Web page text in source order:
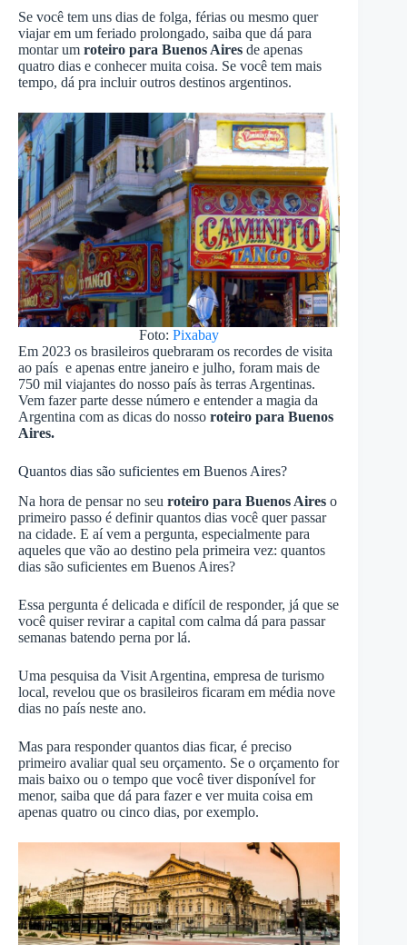
Se você tem uns dias de folga, férias ou mesmo quer
viajar em um feriado prolongado, saiba que dá para
montar um roteiro para Buenos Aires de apenas
quatro dias e conhecer muita coisa. Se você tem mais
tempo, dá pra incluir outros destinos argentinos.
Foto:Pixabay
Em 2023 os brasileiros quebraram os recordes de visita
ao país e apenas entre janeiro e julho, foram mais de
750 mil viajantes do nosso país às terras Argentinas.
Vem fazer parte desse número e entender a magia da
Argentina com as dicas do nosso roteiro para Buenos
Aires.
Quantos dias são suficientes em Buenos Aires?
Na hora de pensar no seu roteiro para Buenos Aires o
primeiro passo é definir quantos dias você quer passar
na cidade. E aí vem a pergunta, especialmente para
aqueles que vão ao destino pela primeira vez: quantos
dias são suficientes em Buenos Aires?
Essa pergunta é delicada e difícil de responder, já que se
você quiser revirar a capital com calma dá para passar
semanas batendo perna por lá.
Uma pesquisa da Visit Argentina, empresa de turismo
local, revelou que os brasileiros ficaram em média nove
dias no país neste ano.
Mas para responder quantos dias ficar, é preciso
primeiro avaliar qual seu orçamento. Se o orçamento for
mais baixo ou o tempo que você tiver disponível for
menor, saiba que dá para fazer e ver muita coisa em
apenas quatro ou cinco dias, por exemplo.